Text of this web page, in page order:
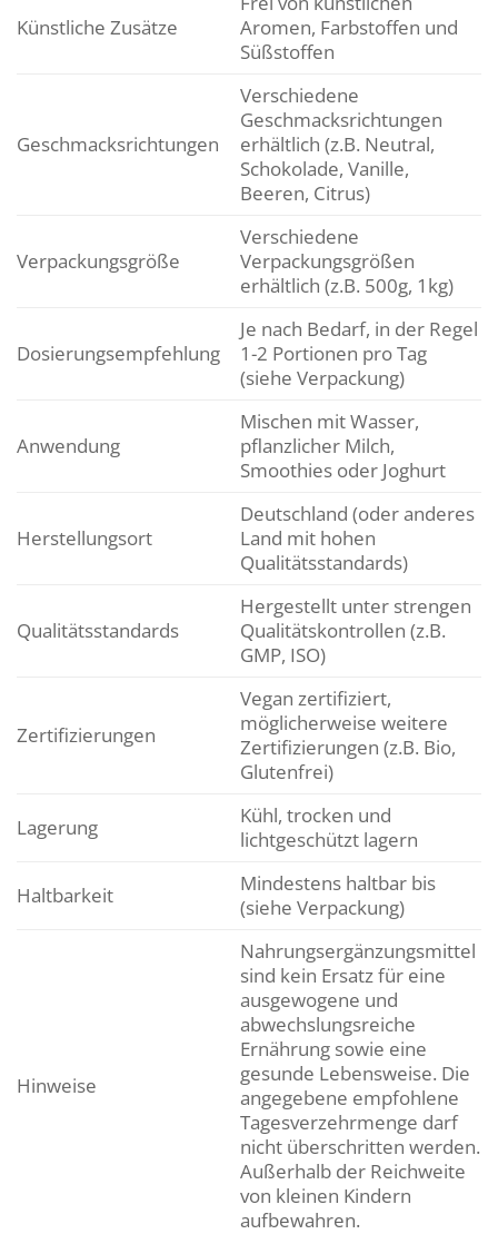
Künstliche Zusätze
Aromen, Farbstoffen und
Süßstoffen
Geschmacksrichtungen
Verschiedene
Geschmacksrichtungen
erhältlich (z.B. Neutral,
Schokolade, Vanille,
Beeren, Citrus)
Verpackungsgröße
Verschiedene
Verpackungsgrößen
erhältlich (z.B. 500g, 1kg)
Dosierungsempfehlung
Je nach Bedarf, in der Regel
1-2 Portionen pro Tag
(siehe Verpackung)
Anwendung
Mischen mit Wasser,
pflanzlicher Milch,
Smoothies oder Joghurt
Herstellungsort
Deutschland (oder anderes
Land mit hohen
Qualitätsstandards)
Qualitätsstandards
Hergestellt unter strengen
Qualitätskontrollen (z.B.
GMP, ISO)
Zertifizierungen
Vegan zertifiziert,
möglicherweise weitere
Zertifizierungen (z.B. Bio,
Glutenfrei)
Lagerung
Kühl, trocken und
lichtgeschützt lagern
Haltbarkeit
Mindestens haltbar bis
(siehe Verpackung)
Hinweise
Nahrungsergänzungsmittel
sind kein Ersatz für eine
ausgewogene und
abwechslungsreiche
Ernährung sowie eine
gesunde Lebensweise. Die
angegebene empfohlene
Tagesverzehrmenge darf
nicht überschritten werden.
Außerhalb der Reichweite
von kleinen Kindern
aufbewahren.